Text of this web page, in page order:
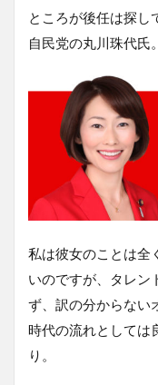
ところが後任は探し
自民党の丸川珠代氏。
私は彼女のことは全
いのですが、タレン
ず、訳の分からない
時代の流れとしては
り。